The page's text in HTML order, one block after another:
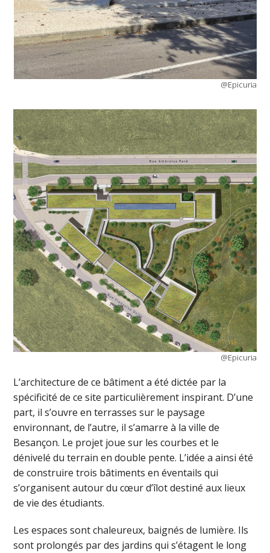
@Epicuria
@Epicuria
L’architecture de ce bâtiment a été dictée par la
spécificité de ce site particulièrement inspirant. D’une
part, il s’ouvre en terrasses sur le paysage
environnant, de l’autre, il s’amarre à la ville de
Besançon. Le projet joue sur les courbes et le
dénivelé du terrain en double pente. L’idée a ainsi été
de construire trois bâtiments en éventails qui
s’organisent autour du cœur d’îlot destiné aux lieux
de vie des étudiants.
Les espaces sont chaleureux, baignés de lumière. Ils
sont prolongés par des jardins qui s’étagent le long